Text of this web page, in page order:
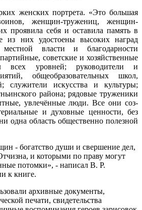
женских портрета. «Это большая
женщин-тружениц, женщин-
проявила себя и оставила память в
из них удостоены вы­соких наград
власти и благодарности
советские и хозяйственные
всех уровней; руководители и
общеобразовательных школ,
служители искусства и культуры;
района; рядовые труженики
увлечённые люди. Все они соз­
и духовные ценности, без
одна область общественно полезной
- бо­гатство души и свершение дел,
и которыми по праву могут
потомки», - написал В. Р.
к книге.
архивные документы,
печати, свидетельства